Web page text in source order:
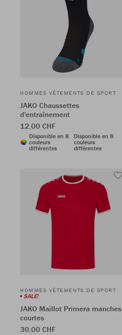
HOMMES VÊTEMENTS DE SPORT
JAKO Chaussettes
d'entraînement
12,00 CHF
Disponible en 8
couleurs
différentes
Disponible en 8
couleurs
différentes
HOMMES VÊTEMENTS DE SPORT
SALE!
JAKO Maillot Primera manches
courtes
30,00 CHF